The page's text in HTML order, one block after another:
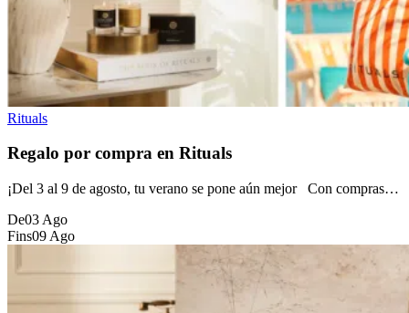
Rituals
Regalo por compra en Rituals
¡Del 3 al 9 de agosto, tu verano se pone aún mejor Con compras…
De03 Ago
Fins09 Ago